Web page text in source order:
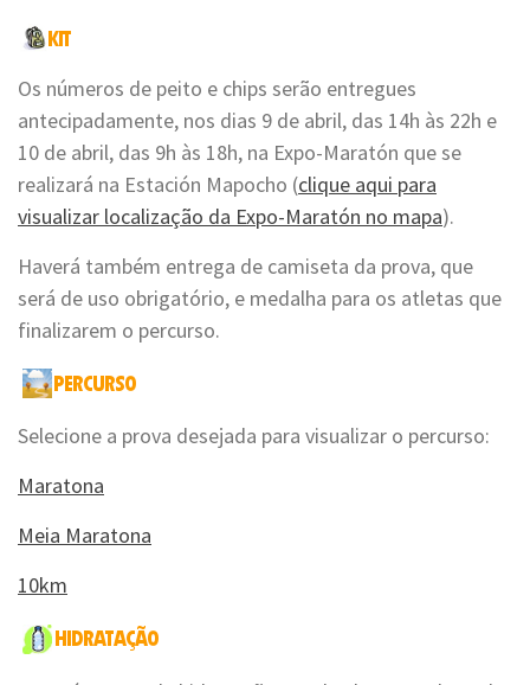
Os números de peito e chips serão entregues
antecipadamente, nos dias 9 de abril, das 14h às 22h e
10 de abril, das 9h às 18h, na Expo-Maratón que se
realizará na Estación Mapocho (clique aqui para
visualizar localização da Expo-Maratón no mapa).
Haverá também entrega de camiseta da prova, que
será de uso obrigatório, e medalha para os atletas que
finalizarem o percurso.
Selecione a prova desejada para visualizar o percurso:
Maratona
Meia Maratona
10km